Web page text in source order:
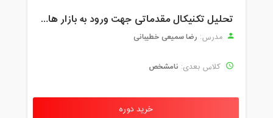
تحلیل تکنیکال مقدماتی جهت ورود به بازار های مالی (رمز ارز و فارکس )
مدرس: رضا سمیعی خطیبانی
کلاس بعدی: نامشخص
خرید دوره